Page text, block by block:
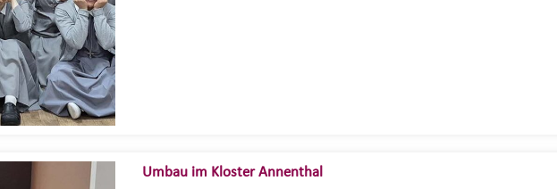
Umbau im Kloster Annenthal